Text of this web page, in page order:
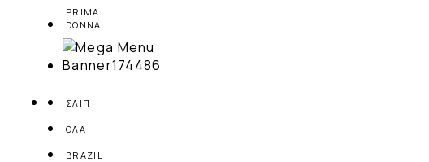
PRIMA
DONNA
ΣΛΙΠ
ΟΛΑ
BRAZIL